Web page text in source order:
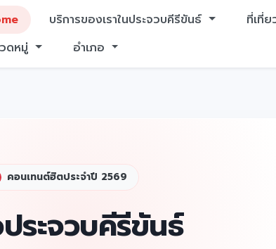
บริการของเราในประจวบคีรีขันธ์ ที่เที่
ดหมู่
อำเภอ
คอนเทนต์ฮิตประจำปี 2569
ระจวบคีรีขันธ์